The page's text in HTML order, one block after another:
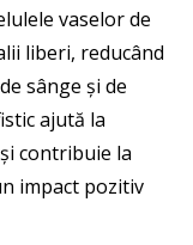
vaselor de
liberi, reducând
sânge și de
ajută la
contribuie la
impact pozitiv